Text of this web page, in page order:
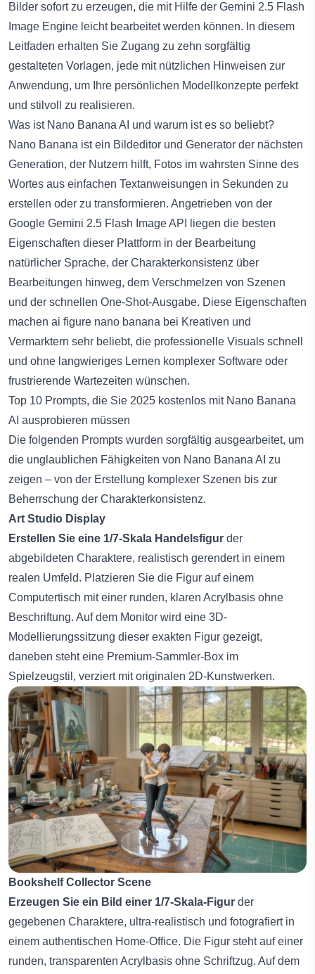
Bilder sofort zu erzeugen, die mit Hilfe der Gemini 2.5 Flash
Image Engine leicht bearbeitet werden können. In diesem
Leitfaden erhalten Sie Zugang zu zehn sorgfältig
gestalteten Vorlagen, jede mit nützlichen Hinweisen zur
Anwendung, um Ihre persönlichen Modellkonzepte perfekt
und stilvoll zu realisieren.
Was ist Nano Banana AI und warum ist es so beliebt?
Nano Banana ist ein Bildeditor und Generator der nächsten
Generation, der Nutzern hilft, Fotos im wahrsten Sinne des
Wortes aus einfachen Textanweisungen in Sekunden zu
erstellen oder zu transformieren. Angetrieben von der
Google Gemini 2.5 Flash Image API liegen die besten
Eigenschaften dieser Plattform in der Bearbeitung
natürlicher Sprache, der Charakterkonsistenz über
Bearbeitungen hinweg, dem Verschmelzen von Szenen
und der schnellen One-Shot-Ausgabe. Diese Eigenschaften
machen ai figure nano banana bei Kreativen und
Vermarktern sehr beliebt, die professionelle Visuals schnell
und ohne langwieriges Lernen komplexer Software oder
frustrierende Wartezeiten wünschen.
Top 10 Prompts, die Sie 2025 kostenlos mit Nano Banana
AI ausprobieren müssen
Die folgenden Prompts wurden sorgfältig ausgearbeitet, um
die unglaublichen Fähigkeiten von Nano Banana AI zu
zeigen – von der Erstellung komplexer Szenen bis zur
Beherrschung der Charakterkonsistenz.
Art Studio Display
Erstellen Sie eine 1/7-Skala Handelsfigur der
abgebildeten Charaktere, realistisch gerendert in einem
realen Umfeld. Platzieren Sie die Figur auf einem
Computertisch mit einer runden, klaren Acrylbasis ohne
Beschriftung. Auf dem Monitor wird eine 3D-
Modellierungssitzung dieser exakten Figur gezeigt,
daneben steht eine Premium-Sammler-Box im
Spielzeugstil, verziert mit originalen 2D-Kunstwerken.
Bookshelf Collector Scene
Erzeugen Sie ein Bild einer 1/7-Skala-Figur der
gegebenen Charaktere, ultra-realistisch und fotografiert in
einem authentischen Home-Office. Die Figur steht auf einer
runden, transparenten Acrylbasis ohne Schriftzug. Auf dem